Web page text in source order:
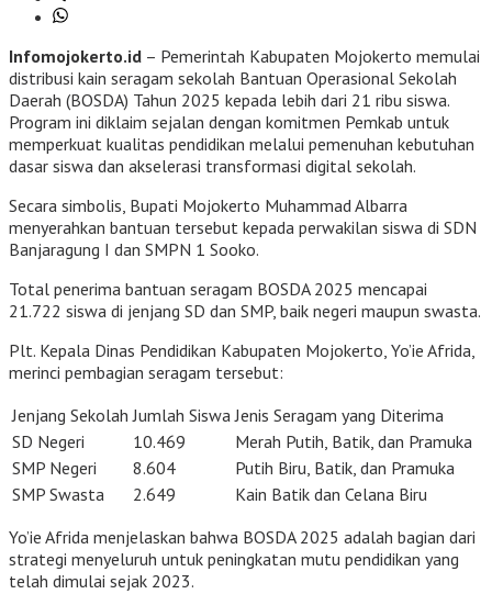
Infomojokerto.id – Pemerintah Kabupaten Mojokerto memulai
distribusi kain seragam sekolah Bantuan Operasional Sekolah
Daerah (BOSDA) Tahun 2025 kepada lebih dari 21 ribu siswa.
Program ini diklaim sejalan dengan komitmen Pemkab untuk
memperkuat kualitas pendidikan melalui pemenuhan kebutuhan
dasar siswa dan akselerasi transformasi digital sekolah.
Secara simbolis, Bupati Mojokerto Muhammad Albarra
menyerahkan bantuan tersebut kepada perwakilan siswa di SDN
Banjaragung I dan SMPN 1 Sooko.
Total penerima bantuan seragam BOSDA 2025 mencapai
21.722 siswa di jenjang SD dan SMP, baik negeri maupun swasta.
Plt. Kepala Dinas Pendidikan Kabupaten Mojokerto, Yo’ie Afrida,
merinci pembagian seragam tersebut:
Jenjang Sekolah Jumlah Siswa Jenis Seragam yang Diterima
SD Negeri
10.469
Merah Putih, Batik, dan Pramuka
SMP Negeri
8.604
Putih Biru, Batik, dan Pramuka
SMP Swasta
2.649
Kain Batik dan Celana Biru
Yo’ie Afrida menjelaskan bahwa BOSDA 2025 adalah bagian dari
strategi menyeluruh untuk peningkatan mutu pendidikan yang
telah dimulai sejak 2023.